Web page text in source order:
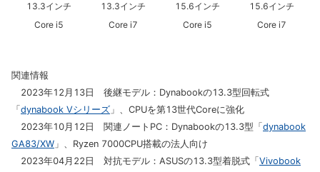
13.3インチ
Core i5
13.3インチ
Core i7
15.6インチ
Core i5
15.6インチ
Core i7
関連情報
2023年12月13日 後継モデル：Dynabookの13.3型回転式
「 dynabook Vシリーズ 」、CPUを第13世代Coreに強化
2023年10月12日 関連ノートPC：Dynabookの13.3型「 dynabook
GA83/XW 」、Ryzen 7000CPU搭載の法人向け
2023年04月22日 対抗モデル：ASUSの13.3型着脱式「 Vivobook